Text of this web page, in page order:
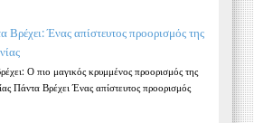
Βρέχει: Ένας απίστευτος προορισμός της
Ο πιο μαγικός κρυμμένος προορισμός της
Πάντα Βρέχει Ένας απίστευτος προορισμός